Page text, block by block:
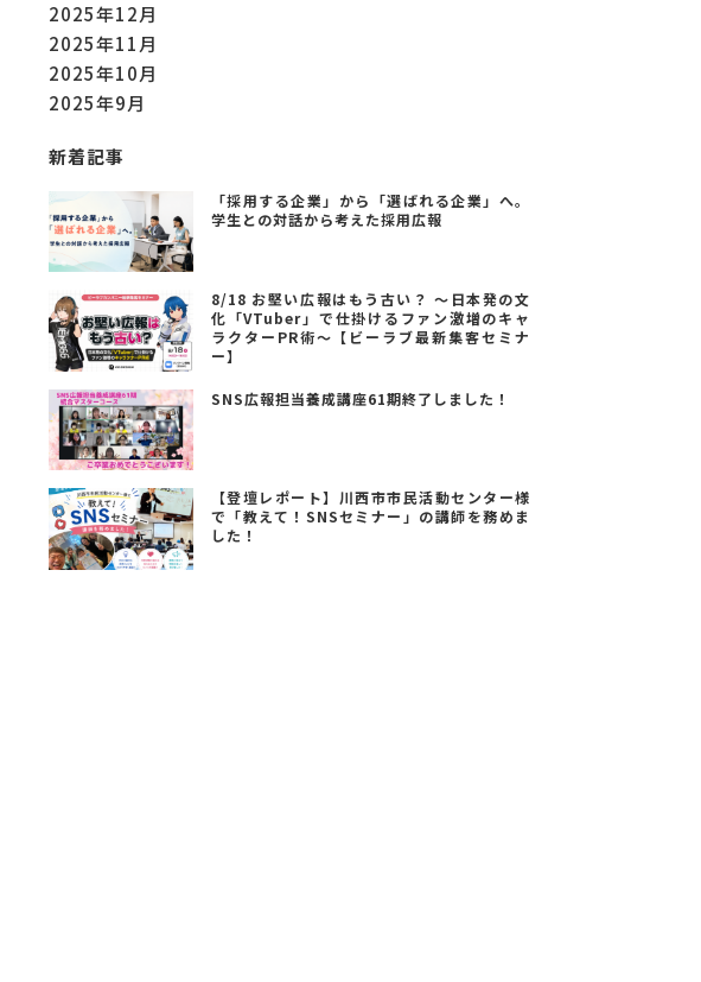
2025年12月
2025年11月
2025年10月
2025年9月
新着記事
「採用する企業」から「選ばれる企業」へ。
学生との対話から考えた採用広報
8/18 お堅い広報はもう古い？ ～日本発の文
化「VTuber」で仕掛けるファン激増のキャ
ラクターPR術～【ビーラブ最新集客セミナ
ー】
SNS広報担当養成講座61期終了しました！
【登壇レポート】川西市市民活動センター様
で「教えて！SNSセミナー」の講師を務めま
した！